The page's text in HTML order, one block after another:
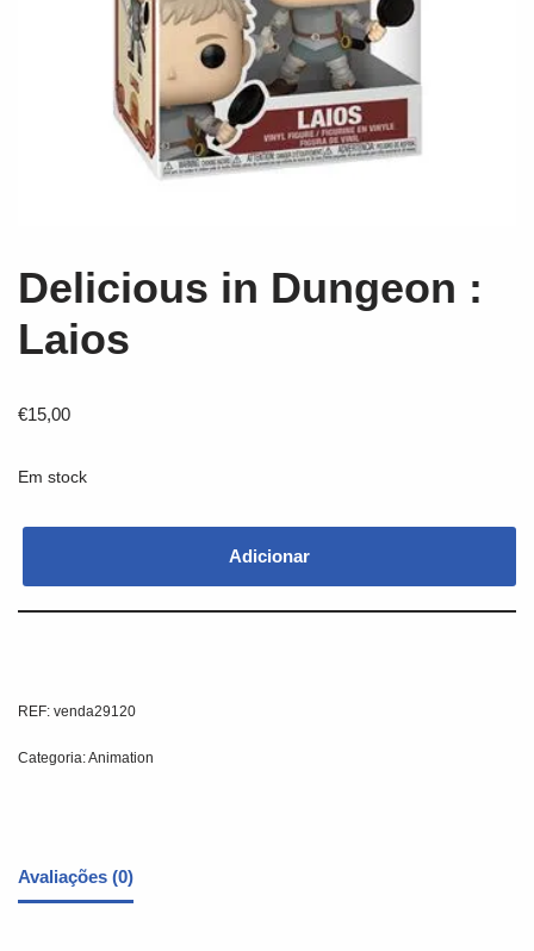
Delicious in Dungeon :
Laios
€15,00
Em stock
Adicionar
REF: venda29120
Categoria:Animation
Avaliações (0)